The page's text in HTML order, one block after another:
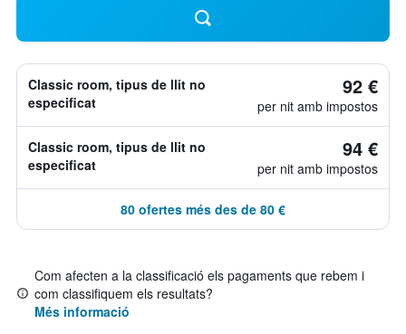
Classic room, tipus de llit no
especificat
92 €
per nit amb impostos
Classic room, tipus de llit no
especificat
94 €
per nit amb impostos
80 ofertes més des de 80 €
Com afecten a la classificació els pagaments que rebem i
com classifiquem els resultats?
Més informació